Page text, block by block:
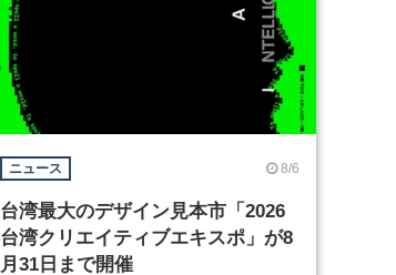
ニュース 8/6
台湾最大のデザイン見本市「2026
台湾クリエイティブエキスポ」が8
月31日まで開催